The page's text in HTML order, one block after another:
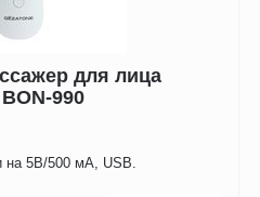
для лица
990
на 5В/500 мА, USB.